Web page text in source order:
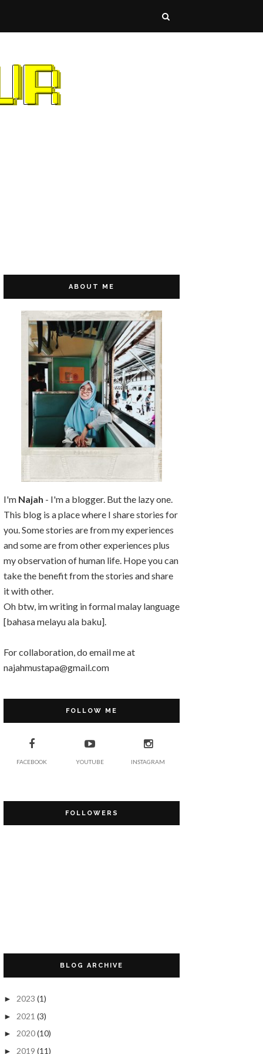
ABOUT ME
I'm Najah - I'm a blogger. But the lazy one.
This blog is a place where I share stories for
you. Some stories are from my experiences
and some are from other experiences plus
my observation of human life. Hope you can
take the benefit from the stories and share
it with other.
Oh btw, im writing in formal malay language
[bahasa melayu ala baku].
For collaboration, do email me at
najahmustapa@gmail.com
FOLLOW ME
FACEBOOK YOUTUBE INSTAGRAM
FOLLOWERS
BLOG ARCHIVE
► 2023 (1)
► 2021 (3)
► 2020(10)
► 2019 (11)